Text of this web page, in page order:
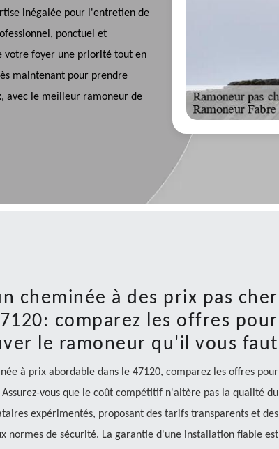
inégalée pour l'entretien de
ponctuel et
votre foyer une priorité tout en
maintenant pour prendre
avec le meilleur ramoneur de
cheminée à des prix pas cher
comparez les offres pour
le ramoneur qu'il vous faut
à prix abordable dans le 47120, comparez les offres pour
vous que le coût compétitif n'altère pas la qualité du
expérimentés, proposant des tarifs transparents et des
normes de sécurité. La garantie d'une installation fiable est